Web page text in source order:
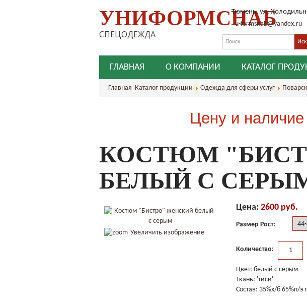
УНИФОРМСНАБ
СПЕЦОДЕЖДА
Тюмень, ул.
u-formsnab@yandex.ru
ГЛАВНАЯ О КОМПАНИИ КАТАЛОГ
Главная Каталог продукции Одежда для сферы услуг
Цену и
КОСТЮМ
БЕЛЫЙ С
Увеличить изображение
Цена:2600 руб.
Размер Рост:
Количество:
Цвет: белый с серым
Ткань: 'тиси'
Состав: 35%х/б 65%п/э